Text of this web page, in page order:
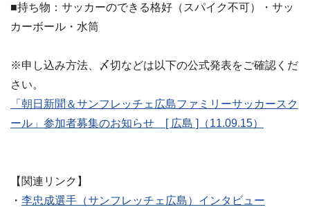
■持ち物：サッカーのできる格好（スパイク不可）・サッ
カーボール・水筒
※申し込み方法、〆切などは以下の公式発表をご確認くだ
さい。
「朝日新聞＆サンフレッチェ広島ファミリーサッカースク
ール」参加者募集のお知らせ [ 広島 ]（11.09.15）
【関連リンク】
・ 李忠成選手（サンフレッチェ広島）インタビュー